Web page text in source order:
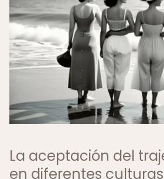
La aceptación del
en diferentes culturas